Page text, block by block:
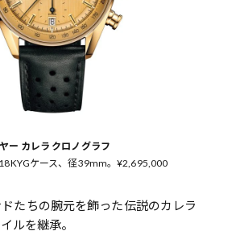
ー カレラ クロノグラフ
ケース、径39mm。¥2,695,000
たちの腕元を飾った伝説のカレラ
ルを継承。